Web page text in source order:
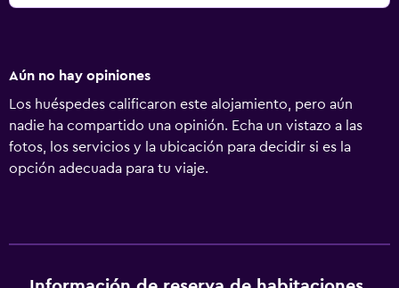
Aún no hay opiniones
Los huéspedes calificaron este alojamiento, pero aún
nadie ha compartido una opinión. Echa un vistazo a las
fotos, los servicios y la ubicación para decidir si es la
opción adecuada para tu viaje.